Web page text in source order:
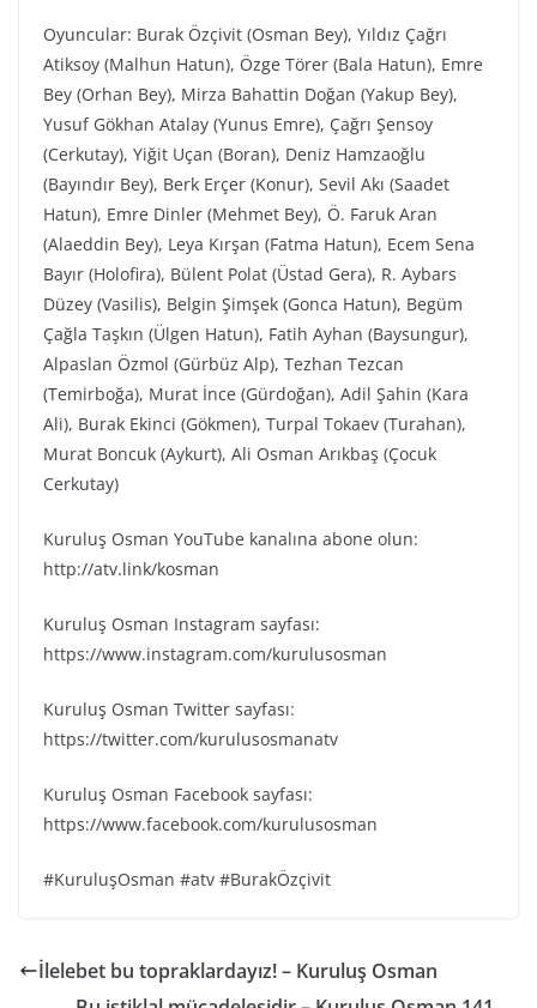
Oyuncular: Burak Özçivit (Osman Bey), Yıldız Çağrı
Atiksoy (Malhun Hatun), Özge Törer (Bala Hatun), Emre
Bey (Orhan Bey), Mirza Bahattin Doğan (Yakup Bey),
Yusuf Gökhan Atalay (Yunus Emre), Çağrı Şensoy
(Cerkutay), Yiğit Uçan (Boran), Deniz Hamzaoğlu
(Bayındır Bey), Berk Erçer (Konur), Sevil Akı (Saadet
Hatun), Emre Dinler (Mehmet Bey), Ö. Faruk Aran
(Alaeddin Bey), Leya Kırşan (Fatma Hatun), Ecem Sena
Bayır (Holofira), Bülent Polat (Üstad Gera), R. Aybars
Düzey (Vasilis), Belgin Şimşek (Gonca Hatun), Begüm
Çağla Taşkın (Ülgen Hatun), Fatih Ayhan (Baysungur),
Alpaslan Özmol (Gürbüz Alp), Tezhan Tezcan
(Temirboğa), Murat İnce (Gürdoğan), Adil Şahin (Kara
Ali), Burak Ekinci (Gökmen), Turpal Tokaev (Turahan),
Murat Boncuk (Aykurt), Ali Osman Arıkbaş (Çocuk
Cerkutay)
Kuruluş Osman YouTube kanalına abone olun:
http://atv.link/kosman
Kuruluş Osman Instagram sayfası:
https://www.instagram.com/kurulusosman
Kuruluş Osman Twitter sayfası:
https://twitter.com/kurulusosmanatv
Kuruluş Osman Facebook sayfası:
https://www.facebook.com/kurulusosman
#KuruluşOsman #atv #BurakÖzçivit
İlelebet bu topraklardayız! – Kuruluş Osman